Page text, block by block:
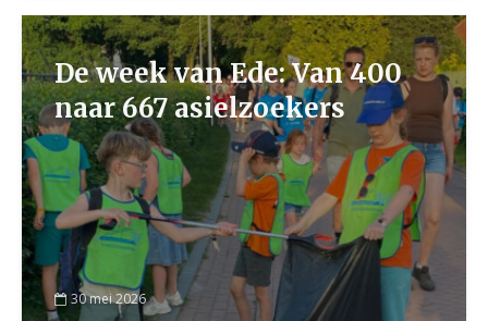
De week van Ede: Van 400
naar 667 asielzoekers
30 mei 2026